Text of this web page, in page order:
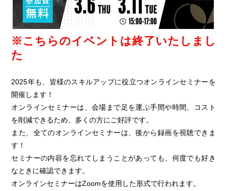
※こちらのイベントは終了いたしまし
た
2025年も、皆様のスキルアップに役立つオンラインセミナーを
開催します！
オンラインセミナーは、会場まで足を運ぶ手間や時間、コスト
を削減できるため、多くの方にご好評です。
また、全てのオンラインセミナーは、後から録画を視聴できま
す！
セミナーの内容を忘れてしまうことがあっても、何度でも好き
なときに確認できます。
オンラインセミナーはZoomを使用した形式で行われます。